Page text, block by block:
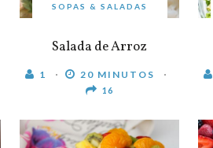
SOPAS & SALADAS
Salada de Arroz
1 20 MINUTOS
16